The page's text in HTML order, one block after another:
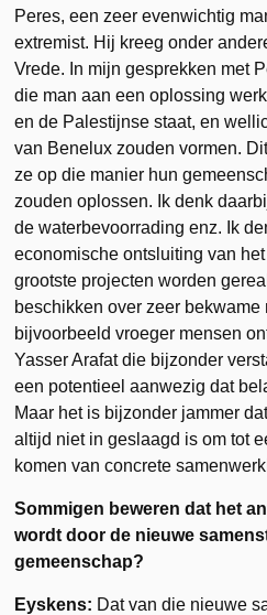
Peres, een zeer evenwichtig
extremist. Hij kreeg onder
Vrede. In mijn gesprekken met
die man aan een oplossing
en de Palestijnse staat, en
van Benelux zouden vormen.
ze op die manier hun
zouden oplossen. Ik denk
de waterbevoorrading enz. Ik
economische ontsluiting van
grootste projecten worden
beschikken over zeer bekwame
bijvoorbeeld vroeger mensen
Yasser Arafat die bijzonder
een potentieel aanwezig dat
Maar het is bijzonder jammer
altijd niet in geslaagd is om tot
komen van concrete
Sommigen beweren dat het
wordt door de nieuwe
gemeenschap?
Eyskens: Dat van die nieuwe